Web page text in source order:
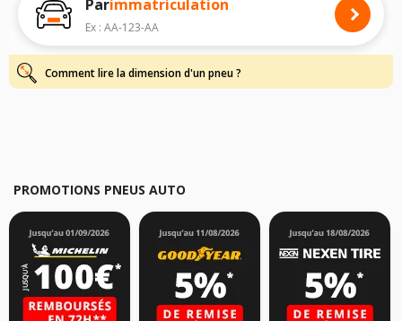
Pour cela, veuillez sélectionner le modèle de votre véhicule ci-dessous :
Les résultats de votre recherche sont donnés à titre indicatif. Il est
fortement recommandé de vérifier en amont la dimension des pneus
montés sur votre véhicule, sans oublier les indices de charge et de
vitesse, indispensables pour que votre dimension soit complète.
Parimmatriculation
Ex : AA-123-AA
Comment lire la dimension d'un pneu ?
PROMOTIONS PNEUS AUTO